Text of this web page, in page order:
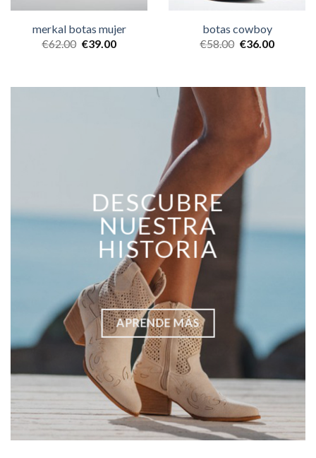
merkal botas mujer
€62.00 €39.00
botas cowboy
€58.00 €36.00
DESCUBRE
NUESTRA
HISTORIA
APRENDE MÁS